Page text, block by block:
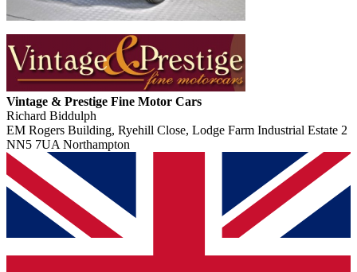
Vintage & Prestige Fine Motor Cars
Richard Biddulph
EM Rogers Building, Ryehill Close, Lodge Farm Industrial Estate 2
NN5 7UA Northampton